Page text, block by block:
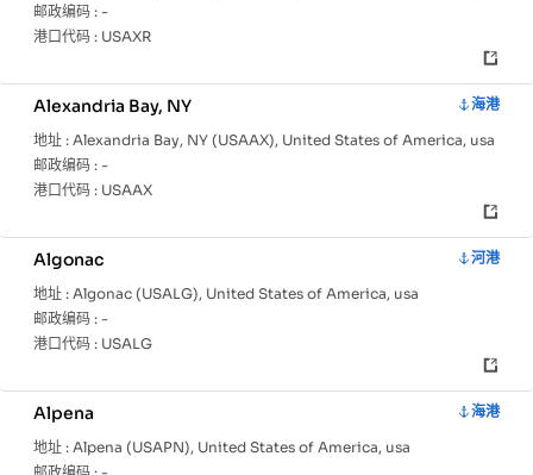
邮政编码 : -
港口代码 : USAXR
Alexandria Bay, NY
海港
地址 : Alexandria Bay, NY (USAAX), United States of America, usa
邮政编码 : -
港口代码 : USAAX
Algonac
河港
地址 : Algonac (USALG), United States of America, usa
邮政编码 : -
港口代码 : USALG
Alpena
海港
地址 : Alpena (USAPN), United States of America, usa